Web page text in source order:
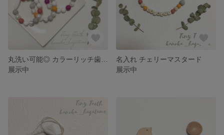
展示中
名入れ チェリーマスタード
展示中